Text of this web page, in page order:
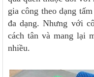
gia công theo dạng
đa dạng. Nhưng với
cách tân và mang lại
nhiều.